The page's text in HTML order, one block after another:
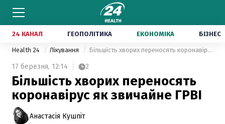
24 КАНАЛ ГЕОПОЛІТИКА ЕКОНОМІКА БІЗНЕС
Health 24 Лікування Більшість хворих переносять коронавірус як звичайне ГРВІ
17 березня, 12:14 2
Більшість хворих переносять
коронавірус як звичайне ГРВІ
Анастасія Кушпіт